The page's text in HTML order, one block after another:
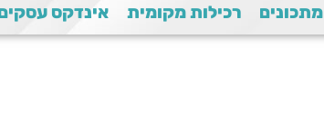
מתכונים רכילות מקומית אינדקס